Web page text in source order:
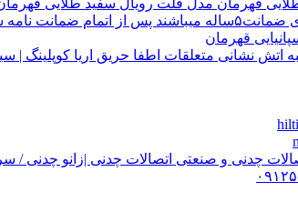
قهرمان مدل فلت رویال سفید طلایی
شامل ۱۵سال خدمات پس از فروش میشوند
قهرمان
متعلقات اطفا حریق اریا کوپلینگ | سیم ایتالیا | رپیدراپ
چدنی و صنعتی اتصالات چدنی |زانو چدنی /